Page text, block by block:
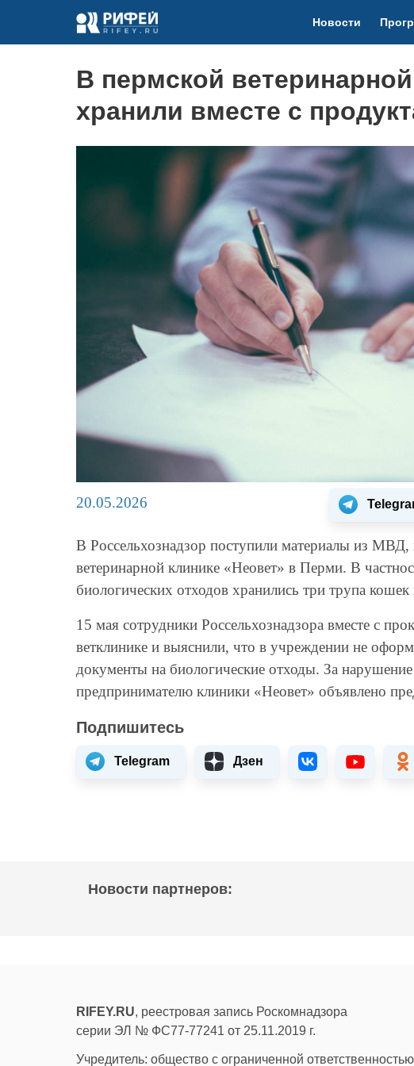
Новости
В пермской
хранили вместе с
20.05.2026
В Россельхознадзор поступили материалы из
ветеринарной клинике «Неовет» в Перми. В
биологических отходов хранились три трупа
15 мая сотрудники Россельхознадзора вместе с
ветклинике и выяснили, что в учреждении не
документы на биологические отходы. За
предпринимателю клиники «Неовет» объявлено
Подпишитесь
Telegram Дзен
Новости партнеров:
RIFEY.RU, реестровая запись Роскомнадзора
серии ЭЛ № ФС77-77241 от 25.11.2019 г.
Учредитель: общество с ограниченной